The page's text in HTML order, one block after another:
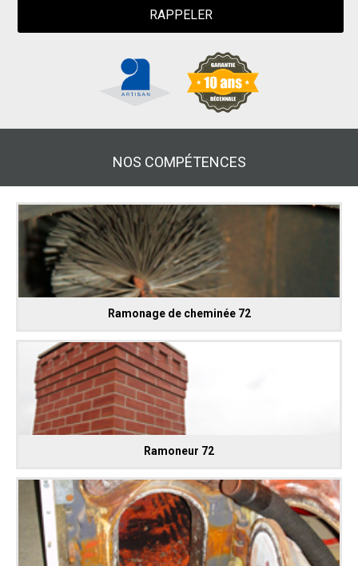
NOS COMPÉTENCES
Ramonage de cheminée 72
Ramoneur 72